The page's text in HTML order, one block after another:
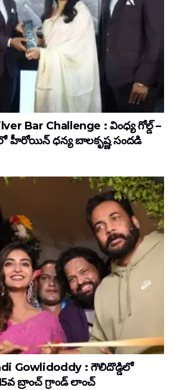
Bar Challenge : వింధ్య గోల్డ్ –
హీరోయిన్ ధ‌న్య బాల‌కృష్ణ‌ సందడి
Gowlidoddy : గౌలిదొడ్డిలో
బ్రాంచ్ గ్రాండ్ లాంచ్